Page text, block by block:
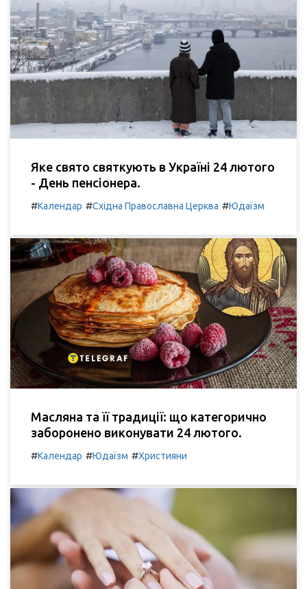
Яке свято святкують в Україні 24 лютого
- День пенсіонера.
#Календар #Східна Православна Церква #Юдаїзм
Масляна та її традиції: що категорично
заборонено виконувати 24 лютого.
#Календар #Юдаїзм #Християни